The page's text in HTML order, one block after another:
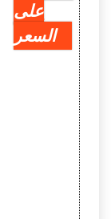
على
السعر